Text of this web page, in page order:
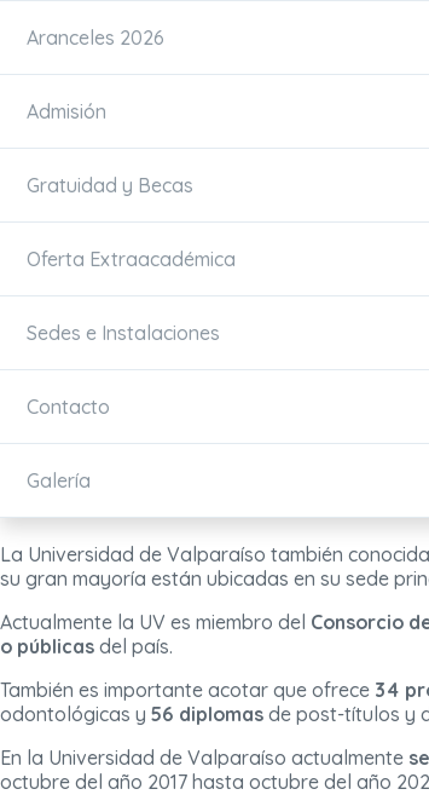
Aranceles 2026
Admisión
Gratuidad y Becas
Oferta Extraacadémica
Sedes e Instalaciones
Contacto
Galería
La Universidad de Valparaíso también
su gran mayoría están ubicadas en su sede
Actualmente la UV es miembro del Consorcio
o públicas del país.
También es importante acotar que ofrece 34
odontológicas y 56 diplomas de post-títulos y
En la Universidad de Valparaíso actualmente
octubre del año 2017 hasta octubre del año